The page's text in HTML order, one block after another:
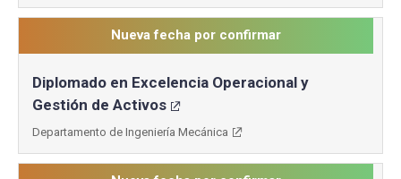
Nueva fecha por confirmar
Diplomado en Excelencia Operacional y
Gestión de Activos
Departamento de Ingeniería Mecánica